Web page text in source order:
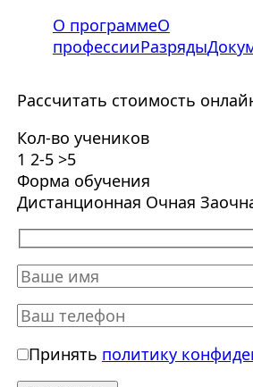
О программеО
профессииРазряды
Рассчитать стоимость
Кол-во учеников
1 2-5 >5
Форма обучения
Дистанционная Очная
Принять политику